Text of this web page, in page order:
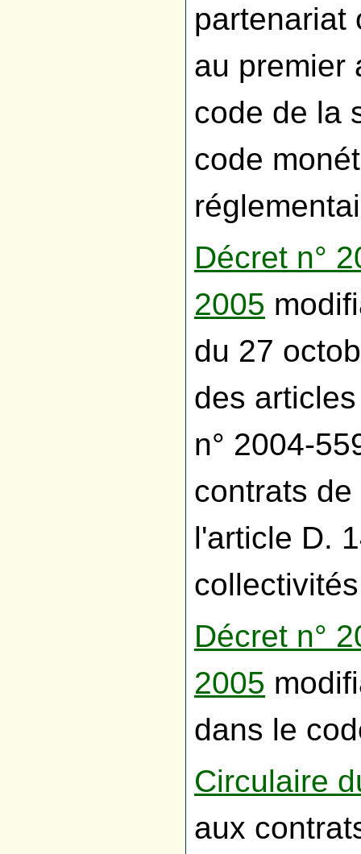
partenariat
au premier
code de la
code
Décret n°
2005
du 27
des
n° 2004-
contrats
l'article D.
Décret n°
2005
dans le
Circulaire
aux